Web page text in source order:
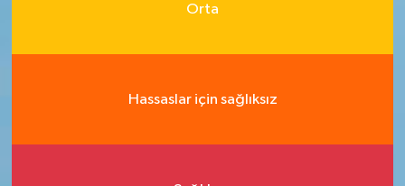
Orta
Hassaslar için sağlıksız